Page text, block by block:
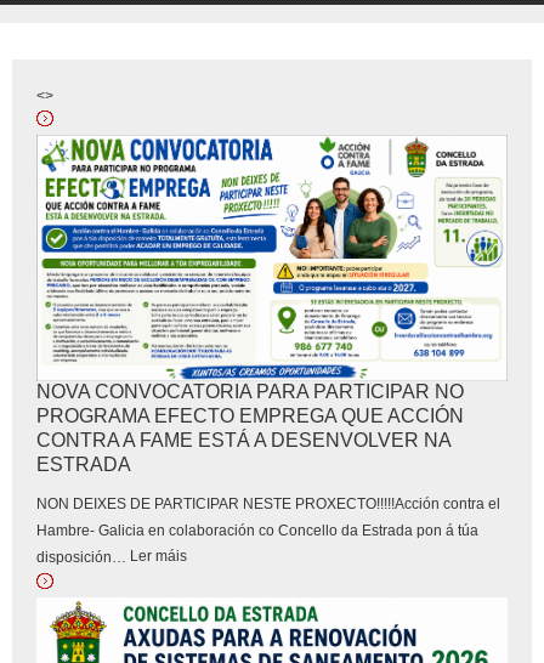
<>
NOVA CONVOCATORIA PARA PARTICIPAR NO
PROGRAMA EFECTO EMPREGA QUE ACCIÓN
CONTRA A FAME ESTÁ A DESENVOLVER NA
ESTRADA
NON DEIXES DE PARTICIPAR NESTE PROXECTO!!!!!Acción contra el
Hambre- Galicia en colaboración co Concello da Estrada pon á túa
disposición… Ler máis